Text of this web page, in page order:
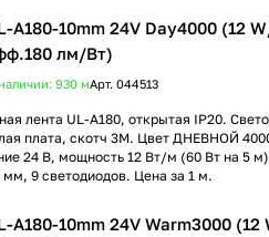
A180-10mm 24V Day4000 (12
лм/Вт)
930 мАрт. 044513
лента UL-A180, открытая IP20.
плата, скотч 3M. Цвет ДНЕВНОЙ
24 В, мощность 12 Вт/м (60 Вт на 5
мм, 9 светодиодов. Цена за 1 м.
A180-10mm 24V Warm3000